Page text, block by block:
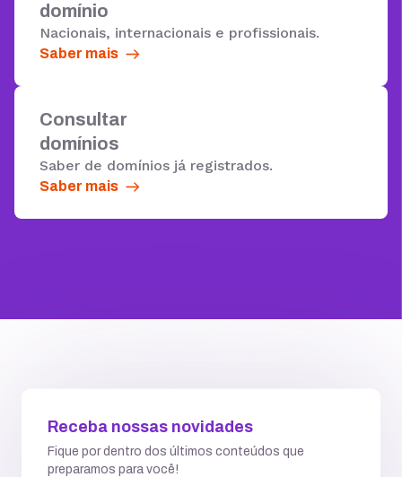
domínio
Nacionais, internacionais e profissionais.
Saber mais
Consultar
domínios
Saber de domínios já registrados.
Saber mais
Receba nossas novidades
Fique por dentro dos últimos conteúdos que
preparamos para você!